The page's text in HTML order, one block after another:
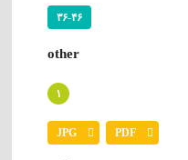
۳۶-۴۶
other
۱
JPG